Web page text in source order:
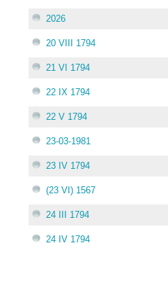
2026
20 VIII 1794
21 VI 1794
22 IX 1794
22 V 1794
23-03-1981
23 IV 1794
(23 VI) 1567
24 III 1794
24 IV 1794